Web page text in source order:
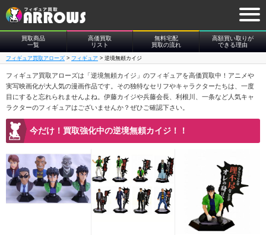
買取商品
一覧
高価買取
リスト
無料宅配
買取の流れ
高額買い取りが
できる理由
フィギュア買取アローズ > フィギュア > 逆境無頼カイジ
フィギュア買取アローズは「逆境無頼カイジ」のフィギュアを高価買取中！アニメや
実写映画化が大人気の漫画作品です。その独特なセリフやキャラクターたちは、一度
目にすると忘れられませんよね。伊藤カイジや兵藤会長、利根川、一条など人気キャ
ラクターのフィギュアはございませんか？ぜひご確認下さい。
今だけ！買取強化中の逆境無頼カイジ！！